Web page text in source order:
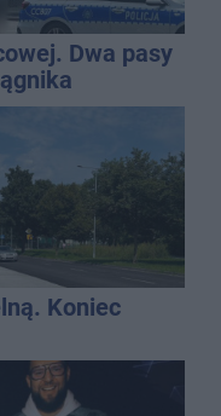
Dwa pasy
Koniec